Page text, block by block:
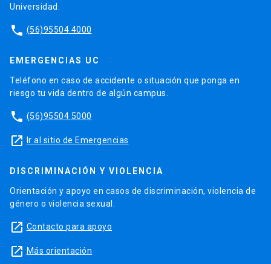
Universidad.
phone (56)95504 4000
EMERGENCIAS UC
Teléfono en caso de accidente o situación que ponga en
riesgo tu vida dentro de algún campus.
phone (56)95504 5000
launch Ir al sitio de Emergencias
DISCRIMINACIÓN Y VIOLENCIA
Orientación y apoyo en casos de discriminación, violencia de
género o violencia sexual.
launch Contacto para apoyo
launch Más orientación